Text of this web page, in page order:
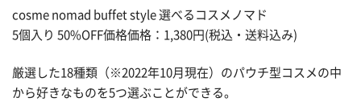
cosme nomad buffet style 選べるコスメノマド
5個入り 50%OFF価格価格：1,380円(税込・送料込み)
厳選した18種類（※2022年10月現在）のパウチ型コスメの中
から好きなものを5つ選ぶことができる。